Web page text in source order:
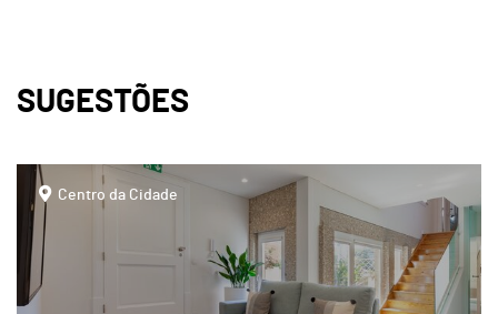
SUGESTÕES
page
Centro da Cidade